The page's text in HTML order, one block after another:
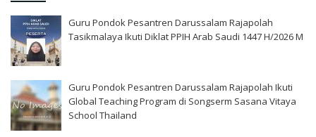
Guru Pondok Pesantren Darussalam Rajapolah
Tasikmalaya Ikuti Diklat PPIH Arab Saudi 1447 H/2026 M
Guru Pondok Pesantren Darussalam Rajapolah Ikuti
Global Teaching Program di Songserm Sasana Vitaya
School Thailand